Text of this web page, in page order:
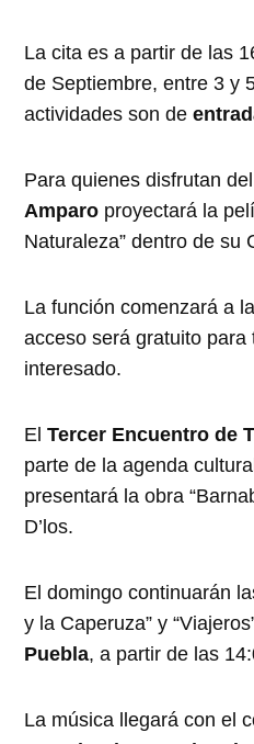
La cita es a partir de las
de Septiembre, entre 3 y
actividades son de
Para quienes disfrutan
Amparo proyectará la
Naturaleza” dentro de su
La función comenzará a
acceso será gratuito para
interesado.
ElTercer Encuentro de
parte de la agenda
presentará la obra
D’los.
El domingo continuarán
y la Caperuza” y
Puebla, a partir de las
La música llegará con el